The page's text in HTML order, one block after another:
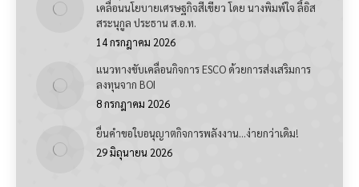
เคลื่อนนโยบายเศรษฐกิจสีเขียว โดย นางพิมพ์ใจ ลี้อิส
สระนุกูล ประธาน ส.อ.ท.
14 กรกฎาคม 2026
แนวทางขับเคลื่อนกิจการ ESCO ด้วยการส่งเสริมการ
ลงทุนจาก BOI
8 กรกฎาคม 2026
ยื่นคำขอใบอนุญาตกิจการพลังงาน…ง่ายกว่าเดิม!
29 มิถุนายน 2026